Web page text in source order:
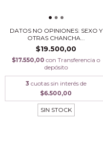
DATOS NO OPINIONES: SEXO Y
OTRAS CHANCHA...
$19.500,00
$17.550,00 con Transferencia o
depósito
3 cuotas sin interés de
$6.500,00
SIN STOCK